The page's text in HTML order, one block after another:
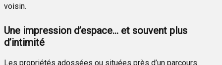
voisin.
Une impression d’espace… et souvent plus
d’intimité
Les propriétés adossées ou situées près d’un parcours